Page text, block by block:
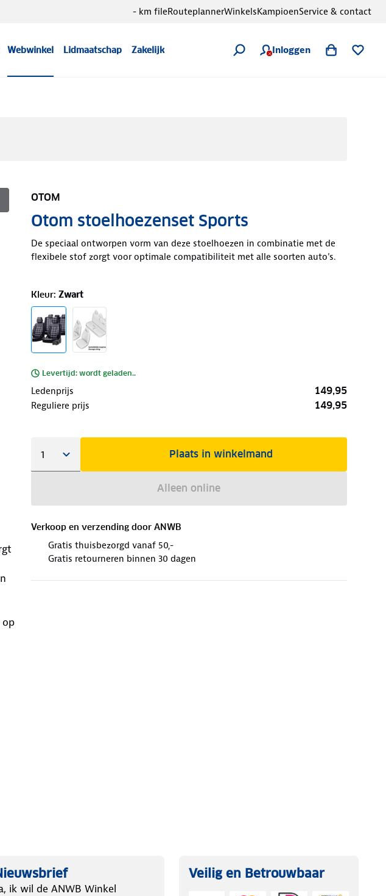
Webwinkel Lidmaatschap Zakelijk Inloggen
- km fileRouteplannerWinkelsKampioenService & contact
OTOM
Otom stoelhoezenset Sports
De speciaal ontworpen vorm van deze stoelhoezen in combinatie met de
flexibele stof zorgt voor optimale compatibiliteit met alle soorten auto's.
Kleur: Zwart
Levertijd: wordt geladen..
Ledenprijs 149,95
Reguliere prijs 149,95
Plaats in winkelmand
Alleen online
Verkoop en verzending door ANWB
Gratis thuisbezorgd vanaf 50,-
Gratis retourneren binnen 30 dagen
op
ik wil de ANWB Winkel
Veilig en Betrouwbaar